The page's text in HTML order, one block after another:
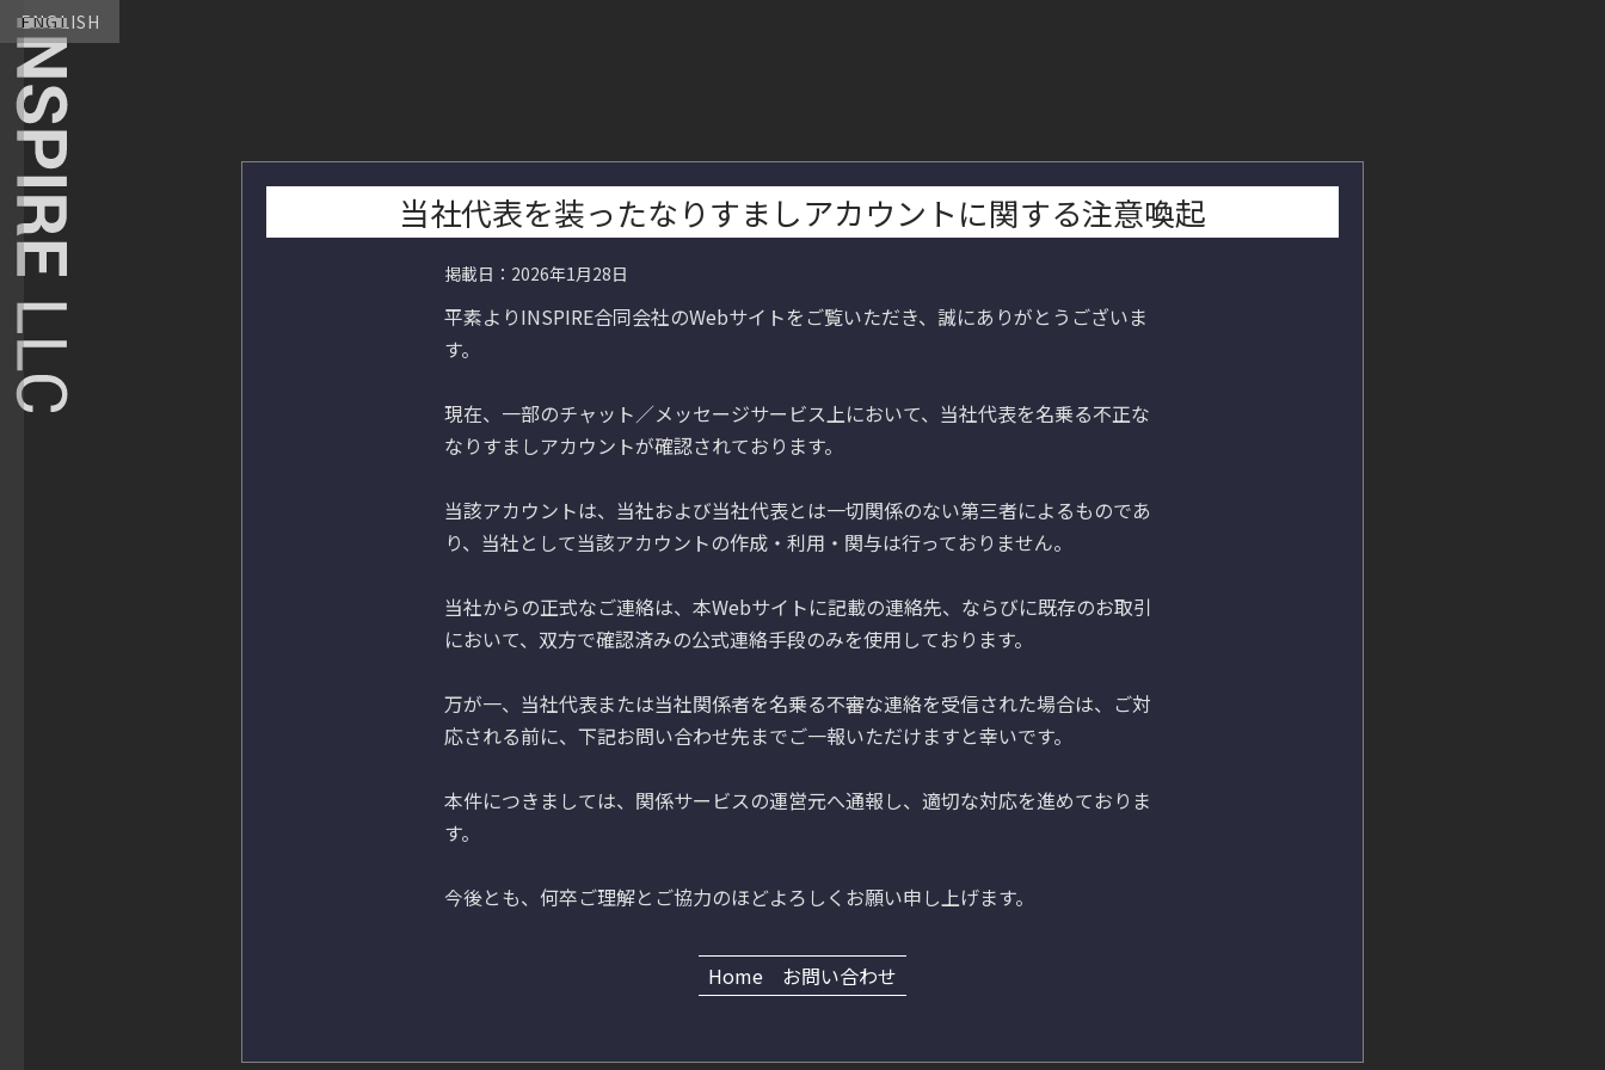
ENGLISH
当社代表を装ったなりすましアカウントに関する注意喚起
掲載日：2026年1月28日
平素よりINSPIRE合同会社のWebサイトをご覧いただき、誠にありがとうございま
す。
現在、一部のチャット／メッセージサービス上において、当社代表を名乗る不正な
なりすましアカウントが確認されております。
当該アカウントは、当社および当社代表とは一切関係のない第三者によるものであ
り、当社として当該アカウントの作成・利用・関与は行っておりません。
当社からの正式なご連絡は、本Webサイトに記載の連絡先、ならびに既存のお取引
において、双方で確認済みの公式連絡手段のみを使用しております。
万が一、当社代表または当社関係者を名乗る不審な連絡を受信された場合は、ご対
応される前に、下記お問い合わせ先までご一報いただけますと幸いです。
本件につきましては、関係サービスの運営元へ通報し、適切な対応を進めておりま
す。
今後とも、何卒ご理解とご協力のほどよろしくお願い申し上げます。
Home お問い合わせ